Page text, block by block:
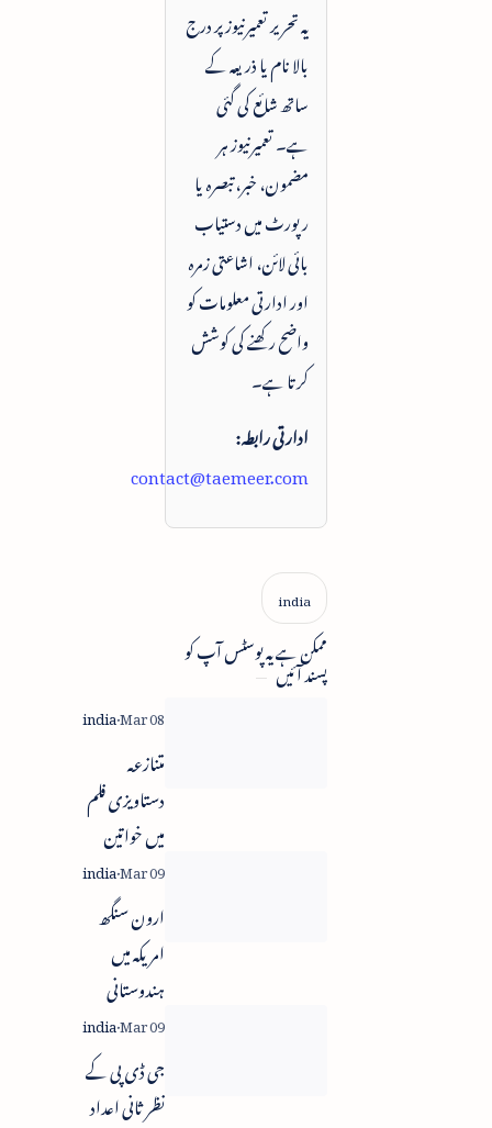
یہ تحریر تعمیرنیوز پر درج
بالا نام یا ذریعہ کے
ساتھ شائع کی گئی
ہے۔ تعمیرنیوز ہر
مضمون، خبر، تبصرہ یا
رپورٹ میں دستیاب
بائی لائن، اشاعتی زمرہ
اور ادارتی معلومات کو
واضح رکھنے کی کوشش
کرتا ہے۔
ادارتی رابطہ:
contact@taemeer.com
ممکن ہے یہ پوسٹس آپ کو
پسند آئیں
متنازعہ
دستاویزی فلم
میں خواتین
کے خلاف
وکلاء کو نوٹس
ارون سنگھ
امریکہ میں
ہندوستانی
سفیر مقرر
جی ڈی پی کے
نظر ثانی اعداد